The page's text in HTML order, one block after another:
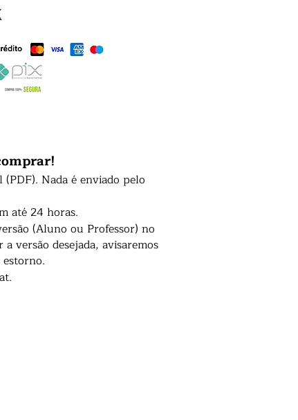
Nada é enviado pelo
até 24 horas.
(Aluno ou Professor) no
versão desejada, avisaremos